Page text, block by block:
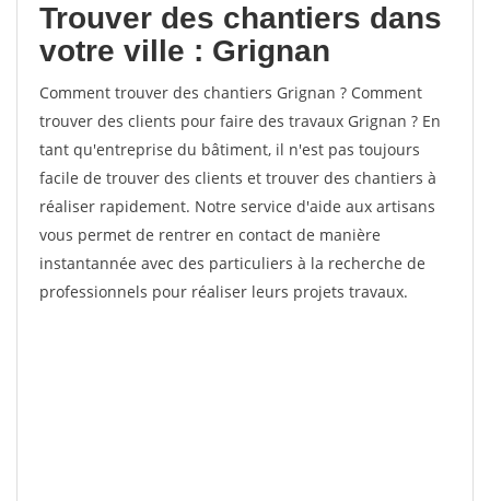
Trouver des chantiers dans
votre ville : Grignan
Comment trouver des chantiers Grignan ? Comment
trouver des clients pour faire des travaux Grignan ? En
tant qu'entreprise du bâtiment, il n'est pas toujours
facile de trouver des clients et trouver des chantiers à
réaliser rapidement. Notre service d'aide aux artisans
vous permet de rentrer en contact de manière
instantannée avec des particuliers à la recherche de
professionnels pour réaliser leurs projets travaux.